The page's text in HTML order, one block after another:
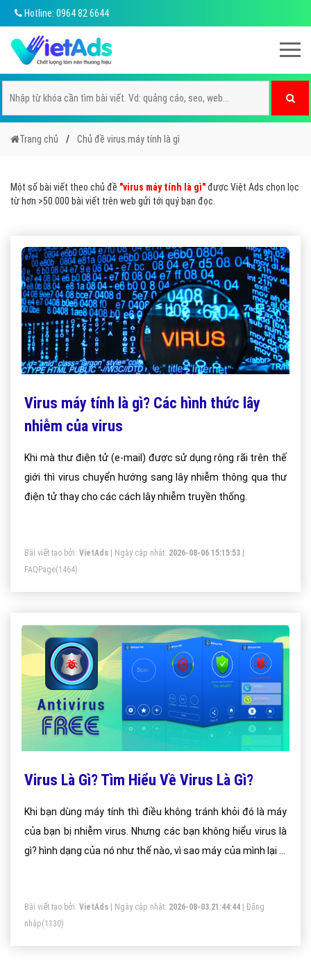
Hotline: 0964 82 6644
Trang chủ Chủ đề virus máy tính là gì
Một số bài viết theo chủ đề "virus máy tính là gì"được Việt Ads chọn lọc
từ hơn >50.000 bài viết trên web gửi tới quý bạn đọc.
Virus máy tính là gì? Các hình thức lây
nhiễm của virus
Khi mà thư điện tử (e-mail) được sử dụng rộng rãi trên thế
giới thì virus chuyển hướng sang lây nhiễm thông qua thư
điện tử thay cho các cách lây nhiễm truyền thống.
Bài viết tạo bởi: VietAds | Ngày cập nhật: 2026-08-06 15:15:53
FAQPage(1464)
Virus Là Gì? Tìm Hiểu Về Virus Là Gì?
Khi bạn dùng máy tính thì điều không tránh khỏi đó là máy
của bạn bị nhiễm virus. Nhưng các bạn không hiểu virus là
gì? hình dạng của nó như thế nào, vì sao máy của mình lại bị
Bài viết tạo bởi: VietAds | Ngày cập nhật: 2026-08-03 21:44:44
Đăng
nhập(1130)